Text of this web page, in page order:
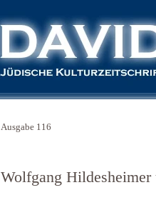
Ausgabe 116
Wolfgang Hildesheimer